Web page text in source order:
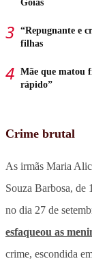
Goiás
“Repugnante e
filhas
Mãe que matou
rápido”
Crime brutal
As irmãs Maria
Souza Barbosa, de
no dia 27 de
esfaqueou as
crime, escondida